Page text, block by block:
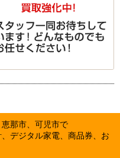
那市、可児市で
デジタル家電、商品券、お